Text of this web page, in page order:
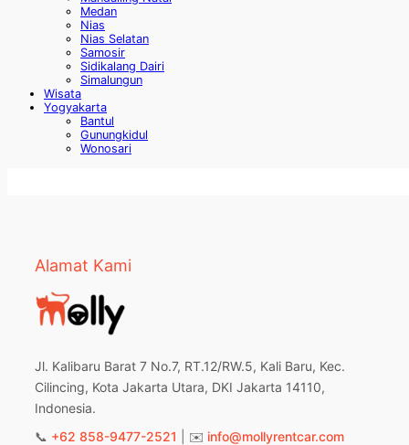
Medan
Nias
Nias Selatan
Samosir
Sidikalang Dairi
Simalungun
Wisata
Yogyakarta
Bantul
Gunungkidul
Wonosari
Alamat Kami
Jl. Kalibaru Barat 7 No.7, RT.12/RW.5, Kali Baru, Kec.
Cilincing, Kota Jakarta Utara, DKI Jakarta 14110,
Indonesia.
📞 +62 858-9477-2521 | ✉️ info@mollyrentcar.com